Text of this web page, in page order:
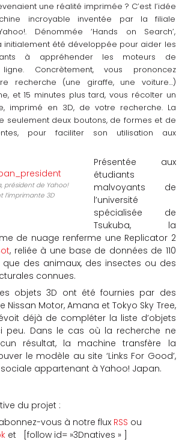
une réalité imprimée ? C’est l’idée
incroyable inventée par la filiale
Dénommée ‘Hands on Search’,
initialement été développée pour aider les
à appréhender les moteurs de
Concrètement, vous prononcez
recherche (une giraffe, une voiture…)
et 15 minutes plus tard, vous récolter un
imprimé en 3D, de votre recherche. La
seulement deux boutons, de formes et de
pour faciliter son utilisation aux
président de Yahoo!
l’imprimante 3D
Présentée aux
étudiants
malvoyants de
l’université
spécialisée de
Tsukuba, la
de nuage renferme une Replicator 2
, reliée à une base de données de 110
que des animaux, des insectes ou des
connues.
objets 3D ont été fournies par des
Motor, Amana et Tokyo Sky Tree,
déjà de compléter la liste d’objets
peu. Dans le cas où la recherche ne
résultat, la machine transfère la
le modèle au site ‘Links For Good’,
appartenant à Yahoo! Japan.
du projet :
vous à notre flux RSS ou
et [follow id= »3Dnatives » ]